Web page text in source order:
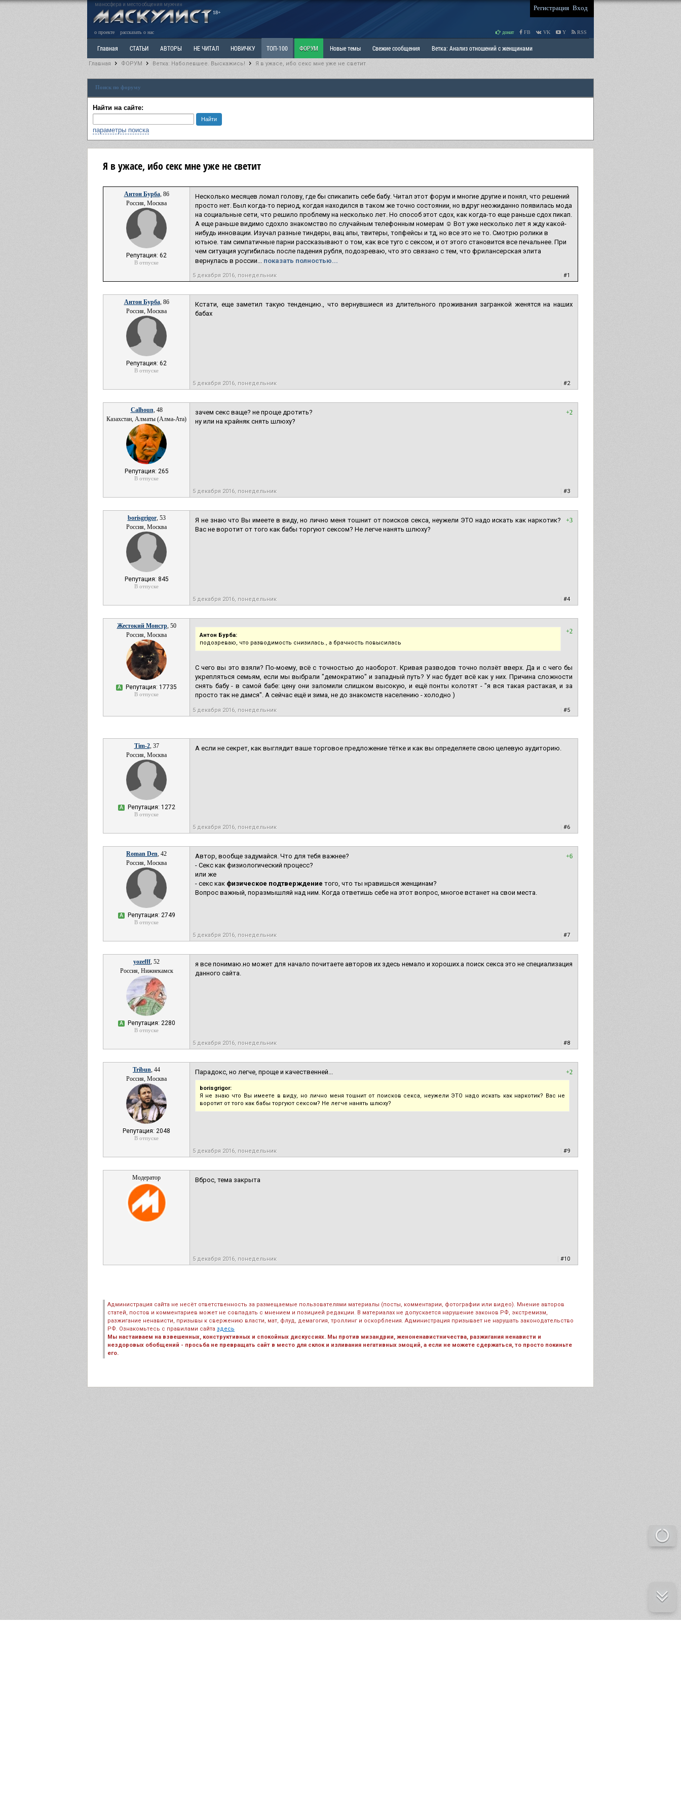
маносфера и место общения мужчин
18+
Регистрация Вход
о проекте рассказать о нас донат FB VK Y RSS
Главная СТАТЬИ АВТОРЫ НЕ ЧИТАЛ НОВИЧКУ ТОП-100 ФОРУМ Новые темы Свежие сообщения Ветка: Анализ отношений с женщинами
Ветка: Наболевшее. Выскажись! РАЗДЕЛ: Мы и Женщины
РАЗДЕЛ: Разное
Главная ФОРУМ Ветка: Наболевшее. Выскажись! Я в ужасе, ибо секс мне уже не светит
Поиск по форуму
Найти на сайте:
параметры поиска
Я в ужасе, ибо секс мне уже не светит
Антон Бурба, 86
Россия, Москва
Репутация: 62
В отпуске
Несколько месяцев ломал голову, где бы спикапить себе бабу. Читал этот форум и многие другие и понял, что решений
просто нет. Был когда-то период, когдая находился в таком же точно состоянии, но вдруг неожиданно появилась мода
на социальные сети, что решило проблему на несколько лет. Но способ этот сдох, как когда-то еще раньше сдох пикап.
А еще раньше видимо сдохло знакомство по случайным телефонным номерам ☺ Вот уже несколько лет я жду какой-
нибудь инновации. Изучал разные тиндеры, вац апы, твитеры, топфейсы и тд, но все это не то. Смотрю ролики в
ютьюе. там симпатичные парни рассказывают о том, как все туго с сексом, и от этого становится все печальнее. При
чем ситуация усугибилась после падения рубля, подозреваю, что это связано с тем, что фрилансерская элита
вернулась в россии... показать полностью...
5 декабря 2016, понедельник #1
Антон Бурба, 86
Россия, Москва
Репутация: 62
В отпуске
Кстати, еще заметил такую тенденцию., что вернувшиеся из длительного проживания загранкой женятся на наших
бабах
5 декабря 2016, понедельник #2
Calhoun, 48
Казахстан, Алматы (Алма-Ата)
Репутация: 265
В отпуске
+2
зачем секс ваще? не проще дротить?
ну или на крайняк снять шлюху?
5 декабря 2016, понедельник #3
borisgrigor, 53
Россия, Москва
Репутация: 845
В отпуске
+3
Я не знаю что Вы имеете в виду, но лично меня тошнит от поисков секса, неужели ЭТО надо искать как наркотик?
Вас не воротит от того как бабы торгуют сексом? Не легче нанять шлюху?
5 декабря 2016, понедельник #4
Жестокий Монстр, 50
Россия, Москва
А Репутация: 17735
В отпуске
+2
Антон Бурба:
подозреваю, что разводимость снизилась., а брачность повысилась
С чего вы это взяли? По-моему, всё с точностью до наоборот. Кривая разводов точно ползёт вверх. Да и с чего бы
укрепляться семьям, если мы выбрали "демократию" и западный путь? У нас будет всё как у них. Причина сложности
снять бабу - в самой бабе: цену они заломили слишком высокую, и ещё понты колотят - "я вся такая растакая, и за
просто так не дамся". А сейчас ещё и зима, не до знакомств населению - холодно )
5 декабря 2016, понедельник #5
Tim-2, 37
Россия, Москва
А Репутация: 1272
В отпуске
А если не секрет, как выглядит ваше торговое предложение тётке и как вы определяете свою целевую аудиторию.
5 декабря 2016, понедельник #6
Roman Den, 42
Россия, Москва
А Репутация: 2749
В отпуске
+6
Автор, вообще задумайся. Что для тебя важнее?
- Секс как физиологический процесс?
или же
- секс как физическое подтверждение того, что ты нравишься женщинам?
Вопрос важный, поразмышляй над ним. Когда ответишь себе на этот вопрос, многое встанет на свои места.
5 декабря 2016, понедельник #7
yozefff, 52
Россия, Нижнекамск
А Репутация: 2280
В отпуске
я все понимаю.но может для начало почитаете авторов их здесь немало и хороших.а поиск секса это не специализация
данного сайта.
5 декабря 2016, понедельник #8
Tribun, 44
Россия, Москва
Репутация: 2048
В отпуске
+2
Парадокс, но легче, проще и качественней...
borisgrigor:
Я не знаю что Вы имеете в виду, но лично меня тошнит от поисков секса, неужели ЭТО надо искать как наркотик? Вас не
воротит от того как бабы торгуют сексом? Не легче нанять шлюху?
5 декабря 2016, понедельник #9
Модератор Вброс, тема закрыта
5 декабря 2016, понедельник #10
Администрация сайта не несёт ответственность за размещаемые пользователями материалы (посты, комментарии, фотографии или видео). Мнение авторов
статей, постов и комментариев может не совпадать с мнением и позицией редакции. В материалах не допускается нарушение законов РФ, экстремизм,
разжигание ненависти, призывы к свержению власти, мат, флуд, демагогия, троллинг и оскорбления. Администрация призывает не нарушать законодательство
РФ. Ознакомьтесь с правилами сайта здесь
Мы настаиваем на взвешенных, конструктивных и спокойных дискуссиях. Мы против мизандрии, женоненавистничества, разжигания ненависти и
нездоровых обобщений - просьба не превращать сайт в место для склок и изливания негативных эмоций, а если не можете сдержаться, то просто покиньте
его.